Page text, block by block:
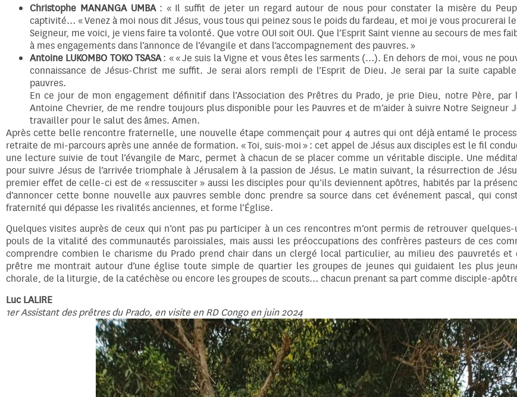
Christophe MANANGA UMBA: « Il suffit de jeter un regard autour de nous pour constater la misère du
captivité… « Venez à moi nous dit Jésus, vous tous qui peinez sous le poids du fardeau, et moi je vous procurerai le
Seigneur, me voici, je viens faire ta volonté. Que votre OUI soit OUI. Que l’Esprit Saint vienne au secours de mes
à mes engagements dans l’annonce de l’évangile et dans l’accompagnement des pauvres. »
Antoine LUKOMBO TOKO TSASA: « « Je suis la Vigne et vous êtes les sarments (…). En dehors de moi, vous ne
connaissance de Jésus-Christ me suffit. Je serai alors rempli de l’Esprit de Dieu. Je serai par la suite capable
pauvres.
En ce jour de mon engagement définitif dans l’Association des Prêtres du Prado, je prie Dieu, notre Père, par
Antoine Chevrier, de me rendre toujours plus disponible pour les Pauvres et de m’aider à suivre Notre Seigneur
travailler pour le salut des âmes. Amen.
Après cette belle rencontre fraternelle, une nouvelle étape commençait pour 4 autres qui ont déjà entamé le
retraite de mi-parcours après une année de formation. « Toi, suis-moi » : cet appel de Jésus aux disciples est le fil
une lecture suivie de tout l’évangile de Marc, permet à chacun de se placer comme un véritable disciple. Une
pour suivre Jésus de l’arrivée triomphale à Jérusalem à la passion de Jésus. Le matin suivant, la résurrection de
premier effet de celle-ci est de « ressusciter » aussi les disciples pour qu’ils deviennent apôtres, habités par la
d’annoncer cette bonne nouvelle aux pauvres semble donc prendre sa source dans cet événement pascal, qui
fraternité qui dépasse les rivalités anciennes, et forme l’Église.
Quelques visites auprès de ceux qui n’ont pas pu participer à un ces rencontres m’ont permis de retrouver
pouls de la vitalité des communautés paroissiales, mais aussi les préoccupations des confrères pasteurs de ces
comprendre combien le charisme du Prado prend chair dans un clergé local particulier, au milieu des pauvretés et
prêtre me montrait autour d’une église toute simple de quartier les groupes de jeunes qui guidaient les plus
chorale, de la liturgie, de la catéchèse ou encore les groupes de scouts… chacun prenant sa part comme disciple-
Luc LALIRE
1er Assistant des prêtres du Prado, en visite en RD Congo en juin 2024